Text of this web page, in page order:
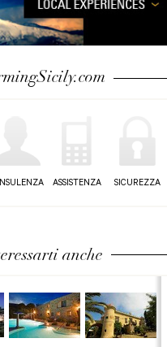
ASSISTENZA SICUREZZA
anche